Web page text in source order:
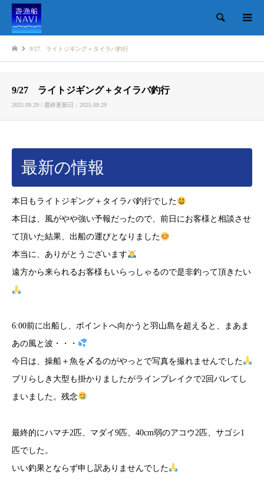
検索
9/27 ライトジギング＋タイラバ釣行
9/27 ライトジギング＋タイラバ釣行
2025.09.29 / 最終更新日：2025.09.29
最新の情報
本日もライトジギング＋タイラバ釣行でした
本日は、風がやや強い予報だったので、前日にお客様と相談させ
て頂いた結果、出船の運びとなりました
本当に、ありがとうございます
遠方から来られるお客様もいらっしゃるので是非釣って頂きたい
6:00前に出船し、ポイントへ向かうと羽山島を超えると、まあま
あの風と波・・・
今日は、操船＋魚を〆るのがやっとで写真を撮れませんでした
ブリらしき大型も掛かりましたがラインブレイクで2回バレてし
まいました。残念
最終的にハマチ2匹、マダイ9匹、40cm弱のアコウ2匹、サゴシ1
匹でした。
いい釣果とならず申し訳ありませんでした